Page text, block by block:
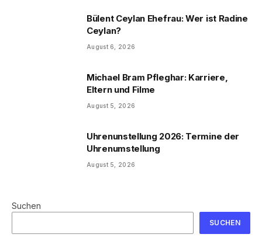
Bülent Ceylan Ehefrau: Wer ist Radine
Ceylan?
August 6, 2026
Michael Bram Pfleghar: Karriere,
Eltern und Filme
August 5, 2026
Uhrenunstellung 2026: Termine der
Uhrenumstellung
August 5, 2026
Suchen
SUCHEN